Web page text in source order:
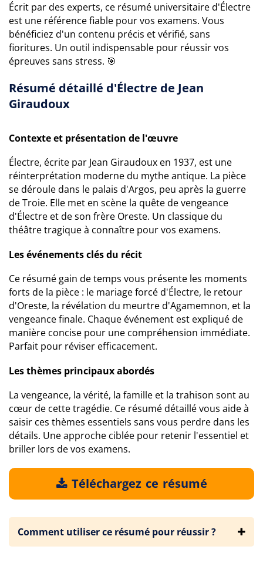
Écrit par des experts, ce résumé universitaire d'Électre
est une référence fiable pour vos examens. Vous
bénéficiez d'un contenu précis et vérifié, sans
fioritures. Un outil indispensable pour réussir vos
épreuves sans stress. 🎯
Résumé détaillé d'Électre de Jean
Giraudoux
Contexte et présentation de l'œuvre
Électre, écrite par Jean Giraudoux en 1937, est une
réinterprétation moderne du mythe antique. La pièce
se déroule dans le palais d'Argos, peu après la guerre
de Troie. Elle met en scène la quête de vengeance
d'Électre et de son frère Oreste. Un classique du
théâtre tragique à connaître pour vos examens.
Les événements clés du récit
Ce résumé gain de temps vous présente les moments
forts de la pièce : le mariage forcé d'Électre, le retour
d'Oreste, la révélation du meurtre d'Agamemnon, et la
vengeance finale. Chaque événement est expliqué de
manière concise pour une compréhension immédiate.
Parfait pour réviser efficacement.
Les thèmes principaux abordés
La vengeance, la vérité, la famille et la trahison sont au
cœur de cette tragédie. Ce résumé détaillé vous aide à
saisir ces thèmes essentiels sans vous perdre dans les
détails. Une approche ciblée pour retenir l'essentiel et
briller lors de vos examens.
Téléchargez ce résumé
Comment utiliser ce résumé pour réussir ?